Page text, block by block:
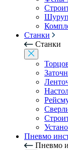
Станки
Станки
Пневмо
Пневмо